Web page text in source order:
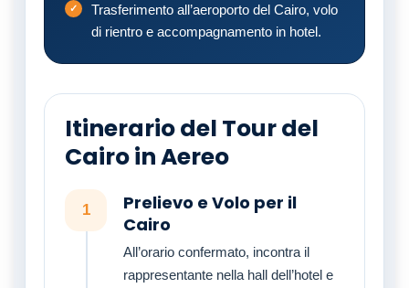
Trasferimento all’aeroporto del Cairo, volo
di rientro e accompagnamento in hotel.
Itinerario del Tour del
Cairo in Aereo
1
Prelievo e Volo per il
Cairo
All’orario confermato, incontra il
rappresentante nella hall dell’hotel e